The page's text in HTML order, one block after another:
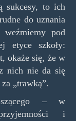
sukcesy, to ich
do uznania
pod
etyce szkoły:
okaże się, że w
nich nie da się
„trawką”.
– w
i